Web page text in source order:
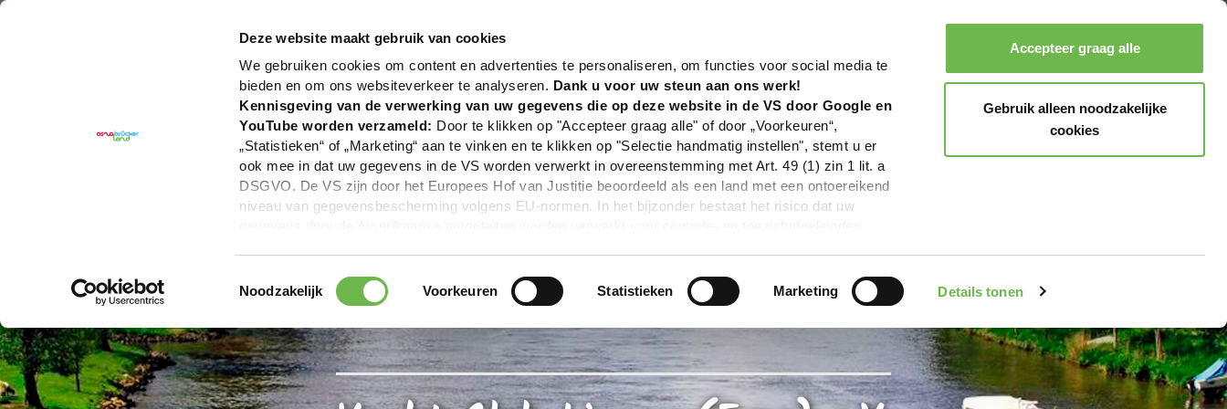
Deze website maakt gebruik van cookies
We gebruiken cookies om content en advertenties te personaliseren, om functies voor social media te
bieden en om ons websiteverkeer te analyseren. Dank u voor uw steun aan ons werk!
Kennisgeving van de verwerking van uw gegevens die op deze website in de VS door Google en
YouTube worden verzameld: Door te klikken op "Accepteer graag alle" of door „Voorkeuren“,
„Statistieken“ of „Marketing“ aan te vinken en te klikken op "Selectie handmatig instellen", stemt u er
ook mee in dat uw gegevens in de VS worden verwerkt in overeenstemming met Art. 49 (1) zin 1 lit. a
DSGVO. De VS zijn door het Europees Hof van Justitie beoordeeld als een land met een ontoereikend
niveau van gegevensbescherming volgens EU-normen. In het bijzonder bestaat het risico dat uw
overdracht niet plaatsvinden. Voor meer informatie, zie onze privacyverklaring.
We geven u hier graag meer gedetailleerde informatie:
|Impressum
Toestemmingsselectie
Noodzakelijk Voorkeuren Statistieken Marketing Details tonen
Accepteer graag alle
Gebruik alleen noodzakelijke
cookies
Boeken Menu